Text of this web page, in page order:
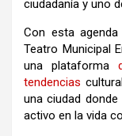
ciudadanía y uno
Con esta
Teatro Municipal
una plataforma
tendencias
una ciudad
activo en la vida